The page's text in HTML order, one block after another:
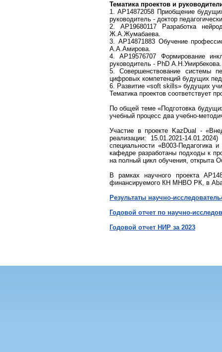
Тематика проектов и
1. АР14872058 Приобщение
руководитель - доктор
2. AP19680117 Разработка
Ж.А.Жумабаева.
3. АР14871883 Обучение
А.А.Амирова.
4. AP19576707 Формирование
руководитель - PhD А.Н.Умирбекова.
5. Совершенствование системы
цифровых компетенций будущих
6. Развитие «soft skills» будущих
Тематика проектов соответствует
По общей теме «Подготовка
учебный процесс два учебно-
Участие в проекте KazDual -
реализации: 15.01.2021-
специальности «В003-
кафедре разработаны подходы к
на полный цикл обучения, открыта
В рамках научного проекта
финансируемого КН МНВО РК, в Abai
Результаты научно-
Годовой отчет по научно-
Годовой отчет НИР за 2023